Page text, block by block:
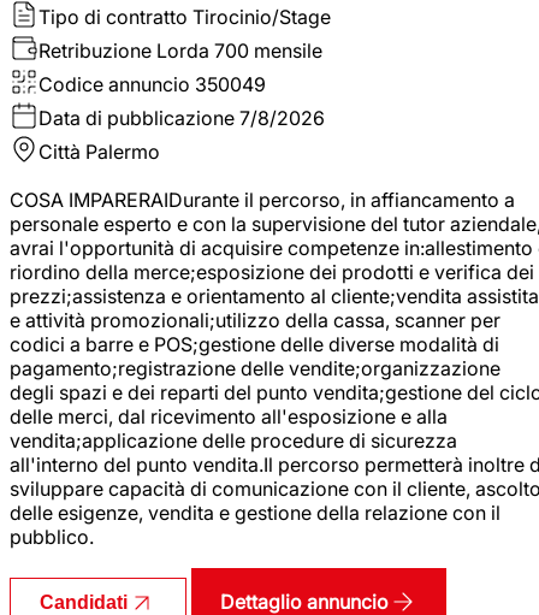
Tipo di contratto Tirocinio/Stage
Retribuzione Lorda 700 mensile
Codice annuncio 350049
Data di pubblicazione 7/8/2026
Città Palermo
COSA IMPARERAIDurante il percorso, in affiancamento a
personale esperto e con la supervisione del tutor
avrai l'opportunità di acquisire competenze in:allestimento
riordino della merce;esposizione dei prodotti e verifica dei
prezzi;assistenza e orientamento al cliente;vendita assistita
e attività promozionali;utilizzo della cassa, scanner per
codici a barre e POS;gestione delle diverse modalità di
pagamento;registrazione delle vendite;organizzazione
degli spazi e dei reparti del punto vendita;gestione del
delle merci, dal ricevimento all'esposizione e alla
vendita;applicazione delle procedure di sicurezza
all'interno del punto vendita.Il percorso permetterà inoltre
sviluppare capacità di comunicazione con il cliente,
delle esigenze, vendita e gestione della relazione con il
pubblico.
Candidati Dettaglio annuncio